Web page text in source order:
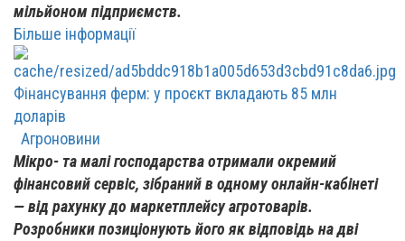
мільйоном підприємств.
Більше інформації
Фінансування ферм: у проєкт вкладають 85 млн
доларів
Агроновини
Мікро- та малі господарства отримали окремий
фінансовий сервіс, зібраний в одному онлайн-кабінеті
— від рахунку до маркетплейсу агротоварів.
Розробники позиціонують його як відповідь на дві